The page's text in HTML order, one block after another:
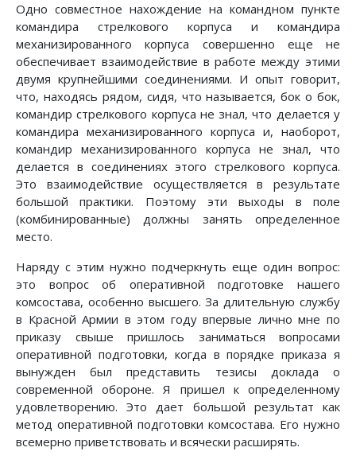
Одно совместное нахождение на командном пункте
командира стрелкового корпуса и командира
механизированного корпуса совершенно еще не
обеспе­чивает взаимодействие в работе между этими
двумя крупнейшими соедине­ниями. И опыт говорит,
что, находясь рядом, сидя, что называется, бок о бок,
командир стрелкового корпуса не знал, что делается у
командира механизи­рованного корпуса и, наоборот,
командир механизированного корпуса не знал, что
делается в соединениях этого стрелкового корпуса.
Это взаимодействие осуществляется в результате
большой практики. Поэтому эти выходы в поле
(комбинированные) должны занять определенное
место.
Наряду с этим нужно подчеркнуть еще один вопрос:
это вопрос об опера­тивной подготовке нашего
комсостава, особенно высшего. За длительную службу
в Красной Армии в этом году впервые лично мне по
приказу свыше пришлось заниматься вопросами
оперативной подготовки, когда в порядке приказа я
вынужден был представить тезисы доклада о
современной обороне. Я пришел к определенному
удовлетворению. Это дает большой результат как
метод оперативной подготовки комсостава. Его нужно
всемерно приветствовать и всячески расширять.